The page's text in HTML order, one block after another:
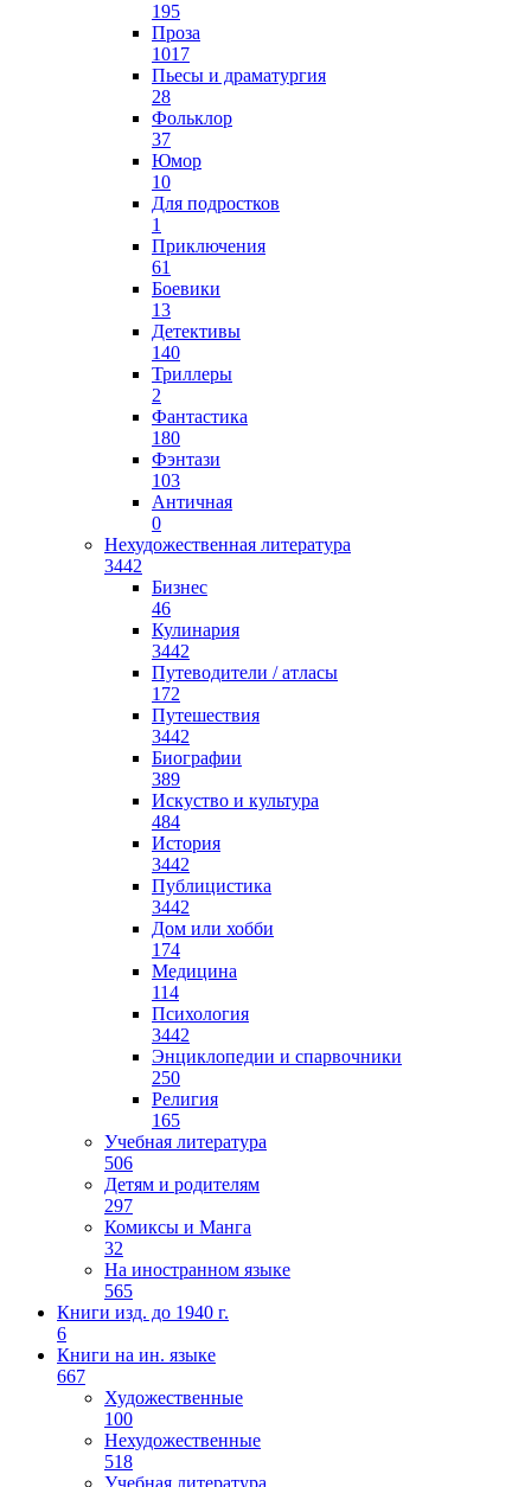
195
Проза
1017
Пьесы и драматургия
28
Фольклор
37
Юмор
10
Для подростков
1
Приключения
61
Боевики
13
Детективы
140
Триллеры
2
Фантастика
180
Фэнтази
103
Античная
0
Нехудожественная литература
3442
Бизнес
46
Кулинария
3442
Путеводители / атласы
172
Путешествия
3442
Биографии
389
Искуство и культура
484
История
3442
Публицистика
3442
Дом или хобби
174
Медицина
114
Психология
3442
Энциклопедии и спарвочники
250
Религия
165
Учебная литература
506
Детям и родителям
297
Комиксы и Манга
32
На иностранном языке
565
Книги изд. до 1940 г.
6
Книги на ин. языке
667
Художественные
100
Нехудожественные
518
Учебная литература